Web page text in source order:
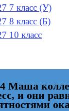
7 класс (У)
8 класс (Б)
10 класс
Маша
и они